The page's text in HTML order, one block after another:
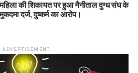
की शिकायत पर हुआ नैनीताल दुग्ध संघ के
दर्ज, दुष्कर्म का आरोप।
ADVERTISEMENT